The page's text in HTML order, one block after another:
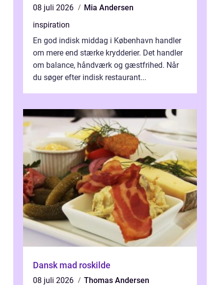
08 juli 2026
Mia Andersen
inspiration
En god indisk middag i København handler
om mere end stærke krydderier. Det handler
om balance, håndværk og gæstfrihed. Når
du søger efter indisk restaurant...
Dansk mad roskilde
08 juli 2026 Thomas Andersen